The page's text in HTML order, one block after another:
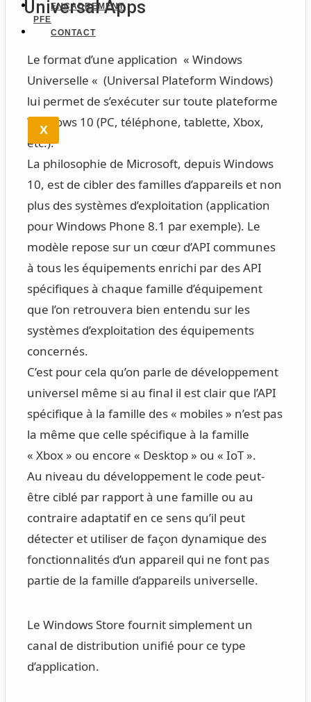
ENCADREMENT
PFE
CONTACT
X
Universal Apps
Le format d’une application « Windows
Universelle « (Universal Plateform Windows)
lui permet de s’exécuter sur toute plateforme
Windows 10 (PC, téléphone, tablette, Xbox,
etc.).
La philosophie de Microsoft, depuis Windows
10, est de cibler des familles d’appareils et non
plus des systèmes d’exploitation (application
pour Windows Phone 8.1 par exemple). Le
modèle repose sur un cœur d’API communes
à tous les équipements enrichi par des API
spécifiques à chaque famille d’équipement
que l’on retrouvera bien entendu sur les
systèmes d’exploitation des équipements
concernés.
C’est pour cela qu’on parle de développement
universel même si au final il est clair que l’API
spécifique à la famille des « mobiles » n’est pas
la même que celle spécifique à la famille
« Xbox » ou encore « Desktop » ou « IoT ».
Au niveau du développement le code peut-
être ciblé par rapport à une famille ou au
contraire adaptatif en ce sens qu’il peut
détecter et utiliser de façon dynamique des
fonctionnalités d’un appareil qui ne font pas
partie de la famille d’appareils universelle.
Le Windows Store fournit simplement un
canal de distribution unifié pour ce type
d’application.